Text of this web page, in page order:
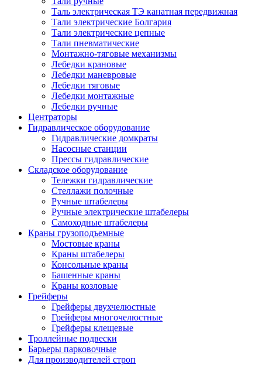
Таль электрическая ТЭ канатная передвижная
Тали электрические Болгария
Тали электрические цепные
Тали пневматические
Монтажно-тяговые механизмы
Лебедки крановые
Лебедки маневровые
Лебедки тяговые
Лебедки монтажные
Лебедки ручные
Центраторы
Гидравлическое оборудование
Гидравлические домкраты
Насосные станции
Прессы гидравлические
Складское оборудование
Тележки гидравлические
Cтеллажи полочные
Ручные штабелеры
Ручные электрические штабелеры
Самоходные штабелеры
Краны грузоподъемные
Мостовые краны
Краны штабелеры
Консольные краны
Башенные краны
Краны козловые
Грейферы
Грейферы двухчелюстные
Грейферы многочелюстные
Грейферы клещевые
Троллейные подвески
Барьеры парковочные
Для производителей строп